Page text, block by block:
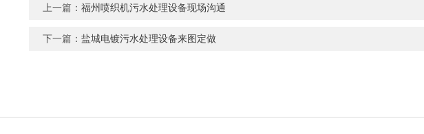
上一篇：福州喷织机污水处理设备现场沟通
下一篇：盐城电镀污水处理设备来图定做